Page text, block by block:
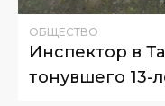
ОБЩЕСТВО
Инспектор в
тонувшего 13-